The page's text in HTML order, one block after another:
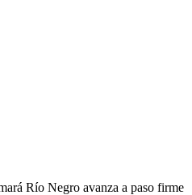
Río Negro avanza a paso firme